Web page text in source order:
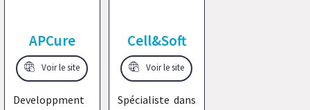
APCure
Voir le site
Developpment
Cell&Soft
Voir le site
Spécialiste dans